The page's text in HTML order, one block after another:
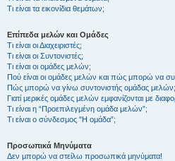
Τι είναι τα εικονίδια θεμάτων;
Επίπεδα μελών και Ομάδες
Τι είναι οι Διαχειριστές;
Τι είναι οι Συντονιστές;
Τι είναι οι ομάδες μελών;
Πού είναι οι ομάδες μελών και πώς μπορώ να
Πώς μπορώ να γίνω συντονιστής ομάδας μελών;
Γιατί μερικές ομάδες μελών εμφανίζονται με
Τι είναι η “Προεπιλεγμένη ομάδα μελών”;
Τι είναι ο σύνδεσμος "Η ομάδα”;
Προσωπικά Μηνύματα
Δεν μπορώ να στείλω προσωπικά μηνύματα!